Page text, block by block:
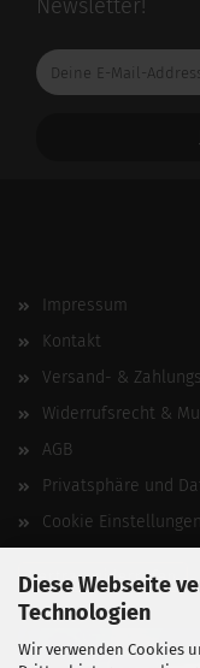
Diese Webseite
Technologien
Wir verwenden Cookies
Newsletter!
Deine
E-
Impressum
Kontakt
Versand- &
Widerrufsrecht &
AGB
Privatsphäre und
Cookie Einstellungen
Vertrag widerrufen